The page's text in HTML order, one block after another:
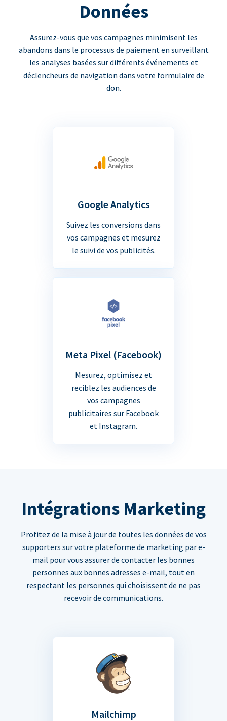
Données
Assurez-vous que vos campagnes minimisent les
abandons dans le processus de paiement en surveillant
les analyses basées sur différents événements et
déclencheurs de navigation dans votre formulaire de
don.
Google Analytics
Suivez les conversions dans
vos campagnes et mesurez
le suivi de vos publicités.
Meta Pixel (Facebook)
Mesurez, optimisez et
reciblez les audiences de
vos campagnes
publicitaires sur Facebook
et Instagram.
Intégrations Marketing
Profitez de la mise à jour de toutes les données de vos
supporters sur votre plateforme de marketing par e-
mail pour vous assurer de contacter les bonnes
personnes aux bonnes adresses e-mail, tout en
respectant les personnes qui choisissent de ne pas
recevoir de communications.
Mailchimp